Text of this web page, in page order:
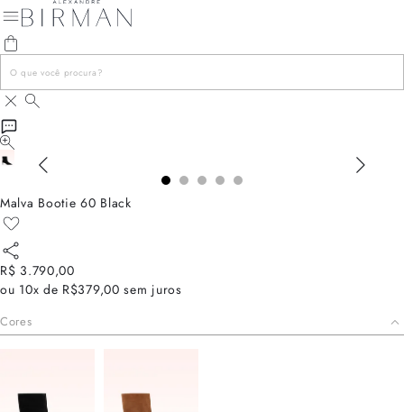
Malva Bootie 60 Black
R$ 3.790,00
ou 10x de R$379,00 sem juros
Cores